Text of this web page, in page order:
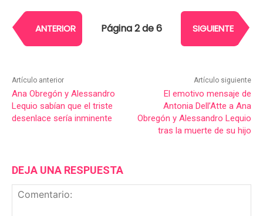
ANTERIOR Página 2 de 6 SIGUIENTE
Artículo anterior
Ana Obregón y Alessandro
Lequio sabían que el triste
desenlace sería inminente
Artículo siguiente
El emotivo mensaje de
Antonia Dell’Atte a Ana
Obregón y Alessandro Lequio
tras la muerte de su hijo
DEJA UNA RESPUESTA